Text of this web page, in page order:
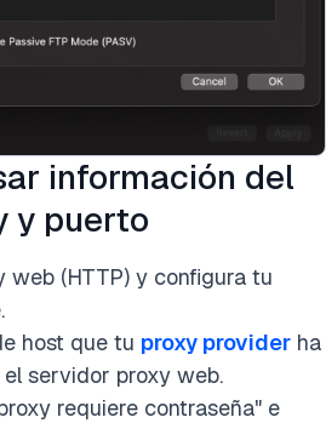
información del
y puerto
web (HTTP) y configura tu
host que tu proxy provider ha
servidor proxy web.
requiere contraseña" e